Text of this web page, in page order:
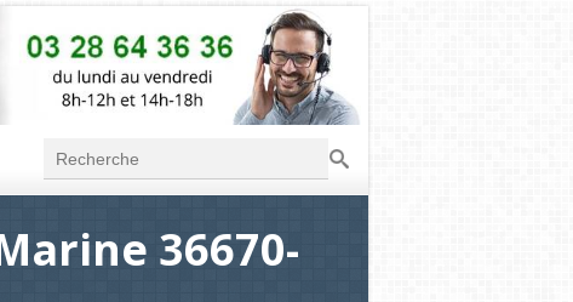
Formulaire de
recherche
Recherche
36670-